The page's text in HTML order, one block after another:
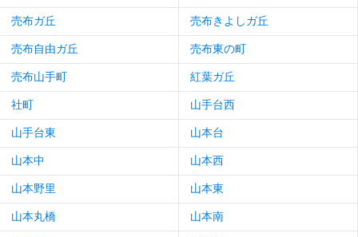
売布ガ丘 売布きよしガ丘
売布自由ガ丘 売布東の町
売布山手町 紅葉ガ丘
社町 山手台西
山手台東 山本台
山本中 山本西
山本野里 山本東
山本丸橋 山本南